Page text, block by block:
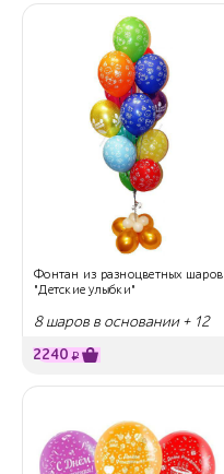
Фонтан из разноцветных шаров
"Детские улыбки"
8 шаров в основании + 12
2240 ₽